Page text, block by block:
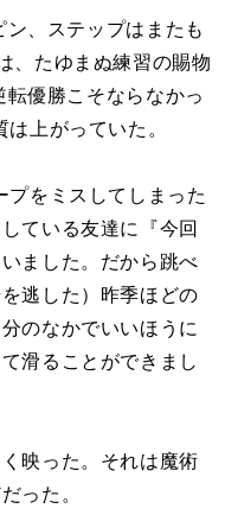
、ステップはまたも
、たゆまぬ練習の賜物
優勝こそならなかっ
上がっていた。
プをミスしてしまった
ている友達に『今回
ました。だから跳べ
逃した）昨季ほどの
のなかでいいほうに
滑ることができまし
映った。それは魔術
った。